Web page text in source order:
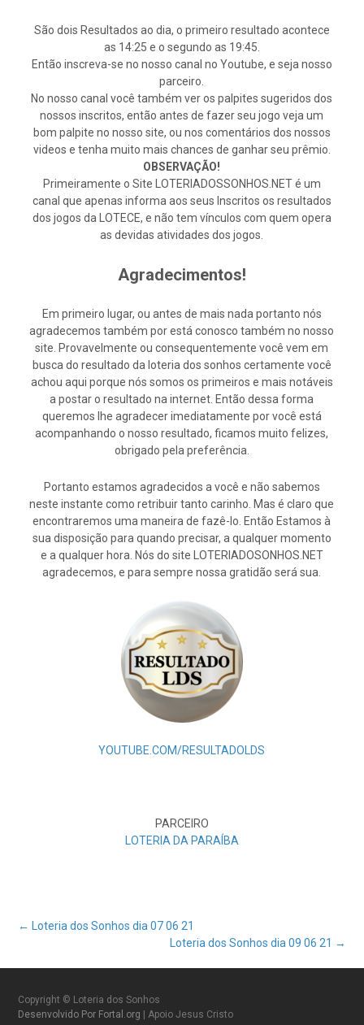
São dois Resultados ao dia, o primeiro resultado acontece
as 14:25 e o segundo as 19:45.
Então inscreva-se no nosso canal no Youtube, e seja nosso
parceiro.
No nosso canal você também ver os palpites sugeridos dos
nossos inscritos, então antes de fazer seu jogo veja um
bom palpite no nosso site, ou nos comentários dos nossos
videos e tenha muito mais chances de ganhar seu prêmio.
OBSERVAÇÃO!
Primeiramente o Site LOTERIADOSSONHOS.NET é um
canal que apenas informa aos seus Inscritos os resultados
dos jogos da LOTECE, e não tem vínculos com quem opera
as devidas atividades dos jogos.
Agradecimentos!
Em primeiro lugar, ou antes de mais nada portanto nós
agradecemos também por está conosco também no nosso
site. Provavelmente ou consequentemente você vem em
busca do resultado da loteria dos sonhos certamente você
achou aqui porque nós somos os primeiros e mais notáveis
a postar o resultado na internet. Então dessa forma
queremos lhe agradecer imediatamente por você está
acompanhando o nosso resultado, ficamos muito felizes,
obrigado pela preferência.
Portanto estamos agradecidos a você e não sabemos
neste instante como retribuir tanto carinho. Mas é claro que
encontraremos uma maneira de fazê-lo. Então Estamos à
sua disposição para quando precisar, a qualquer momento
e a qualquer hora. Nós do site LOTERIADOSONHOS.NET
agradecemos, e para sempre nossa gratidão será sua.
YOUTUBE.COM/RESULTADOLDS
PARCEIRO
LOTERIA DA PARAÍBA
Post
navigation
← Loteria dos Sonhos dia 07 06 21
Loteria dos Sonhos dia 09 06 21 →
Copyright © Loteria dos Sonhos
Desenvolvido Por Fortal.org
| Apoio Jesus Cristo